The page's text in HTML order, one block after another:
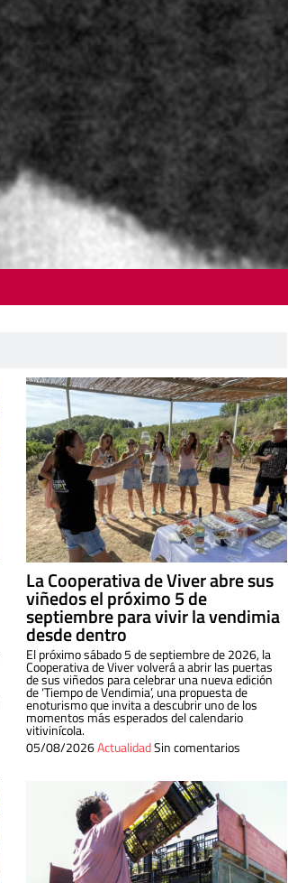
La Cooperativa de Viver abre sus
viñedos el próximo 5 de
septiembre para vivir la vendimia
desde dentro
El próximo sábado 5 de septiembre de 2026, la
Cooperativa de Viver volverá a abrir las puertas
de sus viñedos para celebrar una nueva edición
de ‘Tiempo de Vendimia’, una propuesta de
enoturismo que invita a descubrir uno de los
momentos más esperados del calendario
vitivinícola.
05/08/2026ActualidadSin comentarios